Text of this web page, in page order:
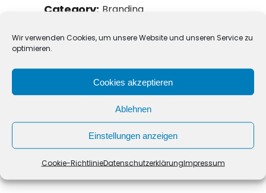
Wir verwenden Cookies, um unsere Website und unseren Service zu
optimieren.
Cookies akzeptieren
Ablehnen
Einstellungen anzeigen
Cookie-RichtlinieDatenschutzerklärungImpressum
Category: Branding
Tags:
Share:
Prev Next